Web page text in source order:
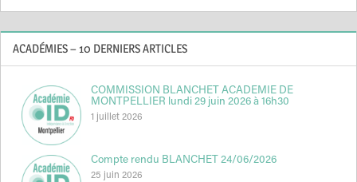
ACADÉMIES – 10 DERNIERS ARTICLES
COMMISSION BLANCHET ACADEMIE DE
MONTPELLIER lundi 29 juin 2026 à 16h30
1 juillet 2026
Compte rendu BLANCHET 24/06/2026
25 juin 2026